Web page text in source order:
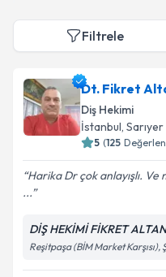
Filtrele
Dt. Fikret
Diş Hekimi
İstanbul, Sarıyer
5 (125
Harika Dr çok anlayışlı.
...
DİŞ HEKİMİ FİKRET
Reşitpaşa (BİM Market Karşısı),